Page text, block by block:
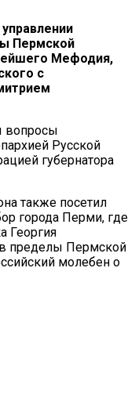
Пермской
Мефодия,
с
вопросы
Русской
губернатора
также посетил
города Перми, где
Георгия
пределы Пермской
молебен о